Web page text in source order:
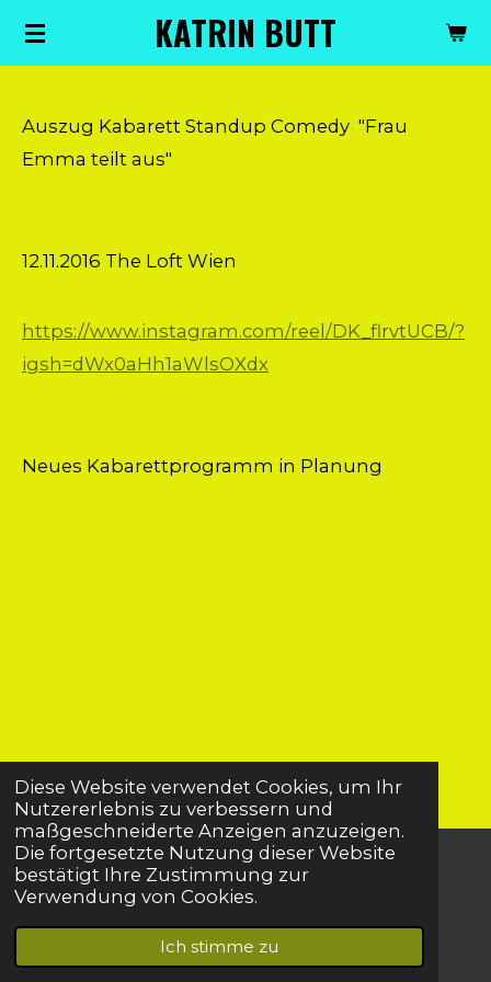
Diese Website verwendet Cookies, um Ihr
Nutzererlebnis zu verbessern und
maßgeschneiderte Anzeigen anzuzeigen.
Die fortgesetzte Nutzung dieser Website
bestätigt Ihre Zustimmung zur
Verwendung von Cookies.
Ich stimme zu
Zum
KATRIN BUTT
Auszug Kabarett Standup Comedy "Frau
Emma teilt aus"
12.11.2016 The Loft Wien
https://www.instagram.com/reel/DK_flrvtUCB/?
igsh=dWx0aHh1aWlsOXdx
Neues Kabarettprogramm in Planung
© 2022 - 2026 Katrin Butt
Mit Unterstützung vonWebador